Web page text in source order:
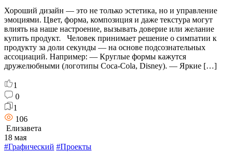
Хороший дизайн — это не только эстетика, но и управление
эмоциями. Цвет, форма, композиция и даже текстура могут
влиять на наше настроение, вызывать доверие или желание
купить продукт. Человек принимает решение о симпатии к
продукту за доли секунды — на основе подсознательных
ассоциаций. Например: — Круглые формы кажутся
дружелюбными (логотипы Coca-Cola, Disney). — Яркие […]
1
0
1
106
Елизавета
18 мая
#Графический #Проекты